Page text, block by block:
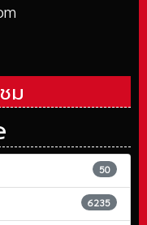
ม
50
6235